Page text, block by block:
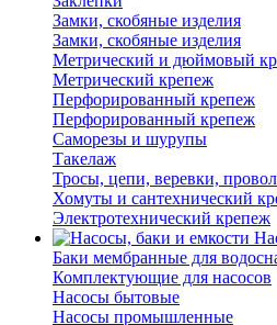
Замки, скобяные изделия
Замки, скобяные изделия
Метрический и дюймовый
Метрический крепеж
Перфорированный крепеж
Перфорированный крепеж
Саморезы и шурупы
Такелаж
Тросы, цепи, веревки,
Хомуты и сантехнический
Электротехнический крепеж
Баки мембранные для
Комплектующие для насосов
Насосы бытовые
Насосы промышленные